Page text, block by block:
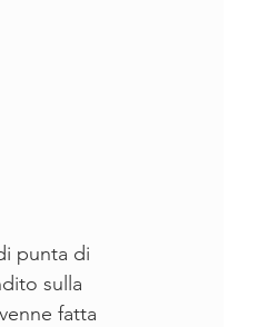
punta di
sulla
fatta